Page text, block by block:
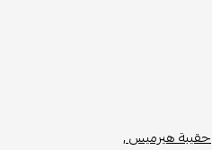
حقيبة هيرميس ,